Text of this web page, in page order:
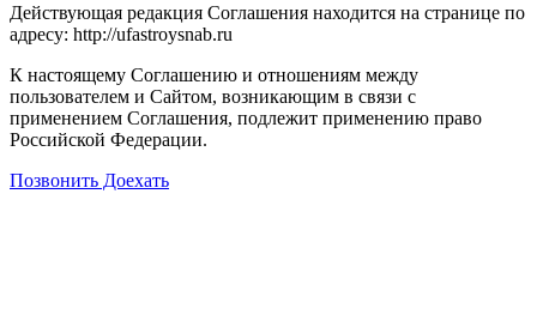
Действующая редакция Соглашения находится на странице по
адресу: http://ufastroysnab.ru
К настоящему Соглашению и отношениям между
пользователем и Сайтом, возникающим в связи с
применением Соглашения, подлежит применению право
Российской Федерации.
Позвонить Доехать